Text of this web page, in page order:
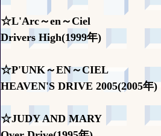
☆L'Arc～en～Ciel
Drivers High(1999年)
☆P'UNK～EN～CIEL
HEAVEN'S DRIVE 2005(2005年)
☆JUDY AND MARY